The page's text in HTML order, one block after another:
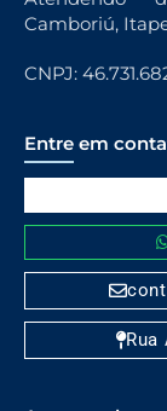
Camboriú,
CNPJ:
Entre em
Rua